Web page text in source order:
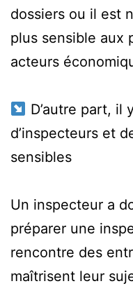
dossiers ou il est
plus sensible aux
acteurs
D’autre part, il
d’inspecteurs et
sensibles
Un inspecteur a
préparer une
rencontre des
maîtrisent leur